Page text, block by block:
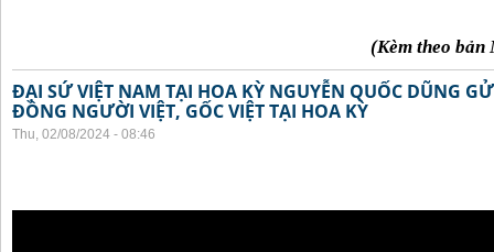
(Kèm theo bản
ĐẠI SỨ VIỆT NAM TẠI HOA KỲ NGUYỄN QUỐC DŨNG
ĐỒNG NGƯỜI VIỆT, GỐC VIỆT TẠI HOA KỲ
Thu, 02/08/2024 - 08:46